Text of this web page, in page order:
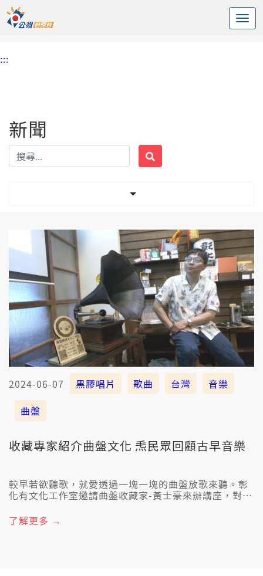
中央內容區塊
頭頁
:::
新聞
2024-06-07 黑膠唱片 歌曲 台灣
音樂
曲盤
收藏專家紹介曲盤文化 𤆬民眾回顧古早音樂
較早若欲聽歌，就愛透過一塊一塊的曲盤放歌來聽。彰
化有文化工作室邀請曲盤收藏家-黃士豪來辦講座，對
外年來的臺灣音樂。
了解更多 →